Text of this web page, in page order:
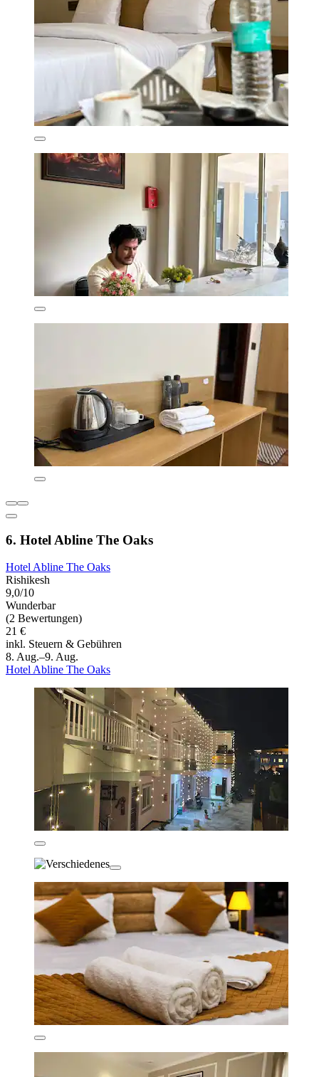
6. Hotel Abline The Oaks
Hotel Abline The Oaks
Rishikesh
9,0/10
Wunderbar
(2 Bewertungen)
21 €
inkl. Steuern & Gebühren
8. Aug.–9. Aug.
Hotel Abline The Oaks